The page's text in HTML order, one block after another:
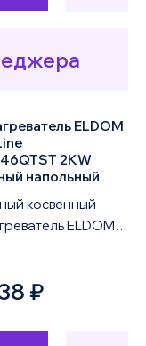
ELDOM
2KW
напольный
косвенный
ELDOM
одним те...
₽